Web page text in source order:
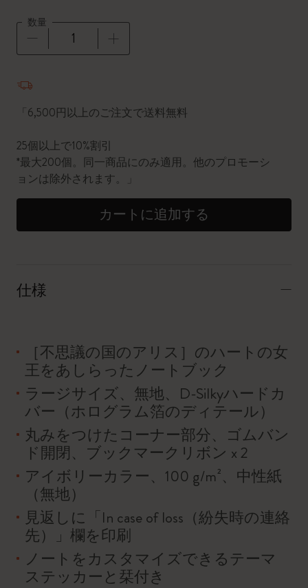
数量
「6,500円以上のご注文で送料無料
25個以上で10%割引
*最大200個。同一商品にのみ適用。他のプロモーシ
ョンは除外されます。」
カートに追加する
仕様
［不思議の国のアリス］のハートの女
王をあしらったノートブック
ラージサイズ、無地、D-Silkyハードカ
バー（ホログラム箔のディテール）
丸みをつけたコーナー部分、ゴムバン
ド開閉、ブックマークリボン x 2
アイボリーカラー、100 g/m²、中性紙
（無地）
見返しに「In case of loss（紛失時の連絡
先）」欄を印刷
ノートをカスタマイズできるテーマ
ステッカーと栞付き